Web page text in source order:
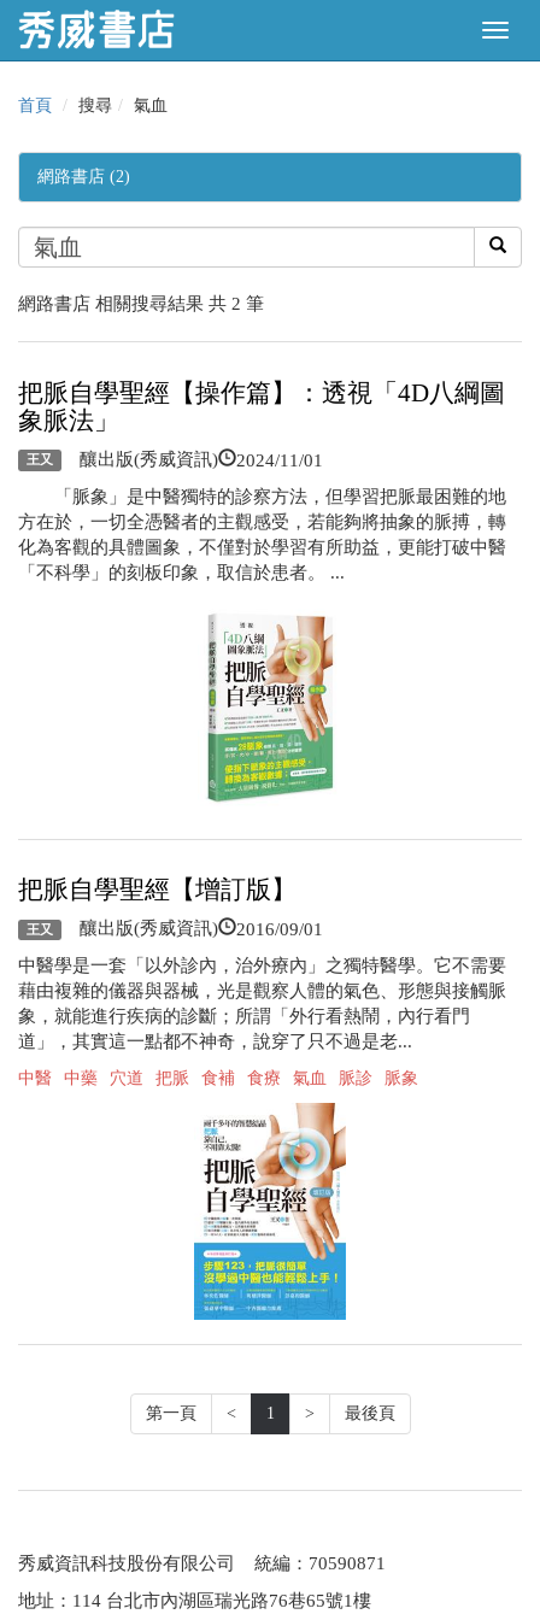
首頁 搜尋 氣血
網路書店 (2)
網路書店 相關搜尋結果 共 2 筆
把脈自學聖經【操作篇】：透視「4D八綱圖
象脈法」
王又 釀出版(秀威資訊) 2024/11/01
「脈象」是中醫獨特的診察方法，但學習把脈最困難的地
方在於，一切全憑醫者的主觀感受，若能夠將抽象的脈搏，轉
化為客觀的具體圖象，不僅對於學習有所助益，更能打破中醫
「不科學」的刻板印象，取信於患者。 ...
把脈自學聖經【增訂版】
王又 釀出版(秀威資訊) 2016/09/01
中醫學是一套「以外診內，治外療內」之獨特醫學。它不需要
藉由複雜的儀器與器械，光是觀察人體的氣色、形態與接觸脈
象，就能進行疾病的診斷；所謂「外行看熱鬧，內行看門
道」，其實這一點都不神奇，說穿了只不過是老...
中醫 中藥 穴道 把脈 食補 食療 氣血 脈診 脈象
第一頁 < 1 > 最後頁
秀威資訊科技股份有限公司 統編：70590871
地址：114 台北市內湖區瑞光路76巷65號1樓